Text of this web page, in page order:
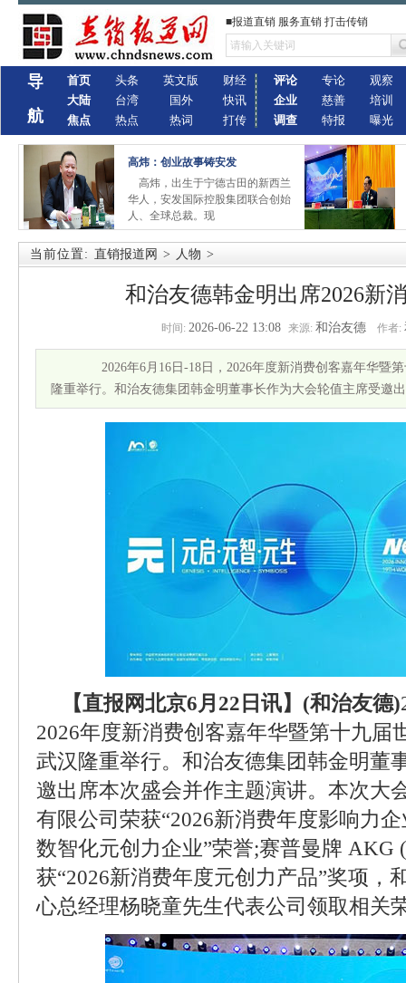
■报道直销 服务直销 打击传销
导
航
首页
大陆
焦点
头条
台湾
热点
英文版
国外
热词
财经
快讯
打传
评论
企业
调查
专论
慈善
特报
观察
培训
曝光
高炜：创业故事铸安发
高炜，出生于宁德古田的新西兰
华人，安发国际控股集团联合创始
人、全球总裁。现
当前位置: 直销报道网 > 人物 >
和治友德韩金明出席2026新
时间: 2026-06-22 13:08 来源: 和治友德 作者:
2026年6月16日-18日，2026年度新消费创客嘉年华暨
隆重举行。和治友德集团韩金明董事长作为大会轮值主席受邀
【直报网北京6月22日讯】(和治友德)
2026年度新消费创客嘉年华暨第十九届
武汉隆重举行。和治友德集团韩金明董
邀出席本次盛会并作主题演讲。本次大
有限公司荣获“2026新消费年度影响力
数智化元创力企业”荣誉;赛普曼牌 AKG
获“2026新消费年度元创力产品”奖项，
心总经理杨晓童先生代表公司领取相关